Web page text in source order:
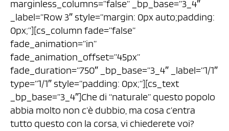
marginless_columns=”false” _bp_base=”3_4″
_label=”Row 3″ style=”margin: 0px auto;padding:
0px;”][cs_column fade=”false”
fade_animation=”in”
fade_animation_offset=”45px”
fade_duration=”750″ _bp_base=”3_4″ _label=”1/1″
type=”1/1″ style=”padding: 0px;”][cs_text
_bp_base=”3_4″]Che di “naturale” questo popolo
abbia molto non c’è dubbio, ma cosa c’entra
tutto questo con la corsa, vi chiederete voi?